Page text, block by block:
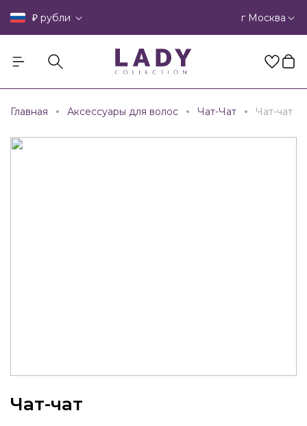
₽ рубли г Москва
Главная Аксессуары для волос Чат-Чат Чат-чат
Чат-чат